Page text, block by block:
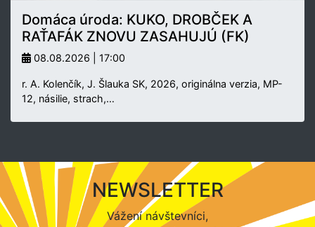
Domáca úroda: KUKO, DROBČEK A
RAŤAFÁK ZNOVU ZASAHUJÚ (FK)
08.08.2026 | 17:00
r. A. Kolenčík, J. Šlauka SK, 2026, originálna verzia, MP-
12, násilie, strach,…
NEWSLETTER
Vážení návštevníci,